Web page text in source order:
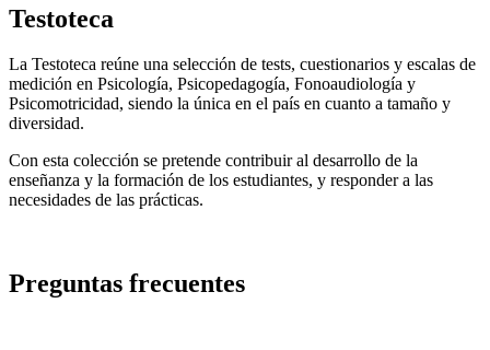
Testoteca
La Testoteca reúne una selección de tests, cuestionarios y escalas de
medición en Psicología, Psicopedagogía, Fonoaudiología y
Psicomotricidad, siendo la única en el país en cuanto a tamaño y
diversidad.
Con esta colección se pretende contribuir al desarrollo de la
enseñanza y la formación de los estudiantes, y responder a las
necesidades de las prácticas.
Preguntas frecuentes